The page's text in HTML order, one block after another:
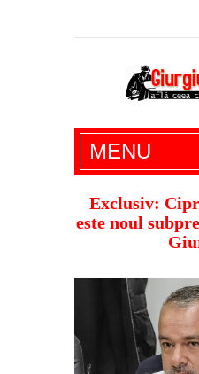
Giurgiu Pe
administratie
economic,
soc,
MENU
Exclusiv:
este noul